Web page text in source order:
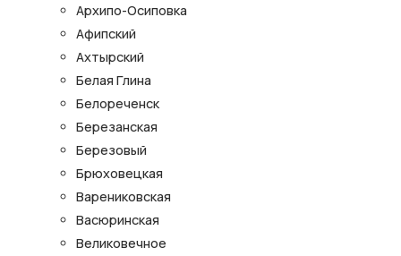
Архипо-Осиповка
Афипский
Ахтырский
Белая Глина
Белореченск
Березанская
Березовый
Брюховецкая
Варениковская
Васюринская
Великовечное